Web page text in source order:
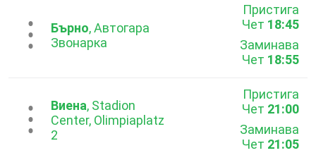
...Бърно, Автогара
Звонарка
Пристига
Чет 18:45
Заминава
Чет 18:55
...Виена, Stadion
Center, Olimpiaplatz
2
Пристига
Чет 21:00
Заминава
Чет 21:05